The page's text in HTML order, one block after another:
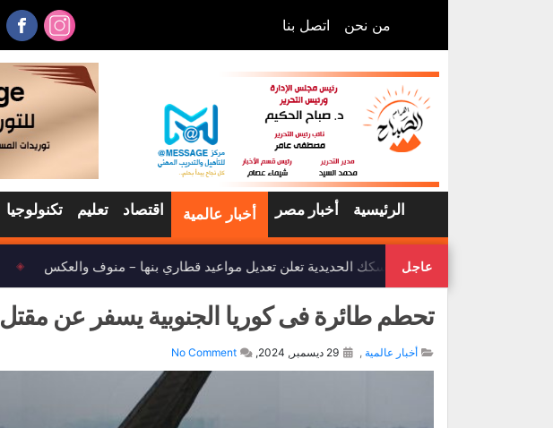
من نحن اتصل بنا
الرئيسية أخبار مصر أخبار عالمية اقتصاد تعليم تكنولوجيا
عاجل
هيئة السكك الحديدية تعلن تعديل مواعيد قطاري بنها – منوف والعكس ◈
تحطم طائرة فى كوريا الجنوبية يسفر عن مقتل 174 شخص
أخبار عالمية ,
No Comment